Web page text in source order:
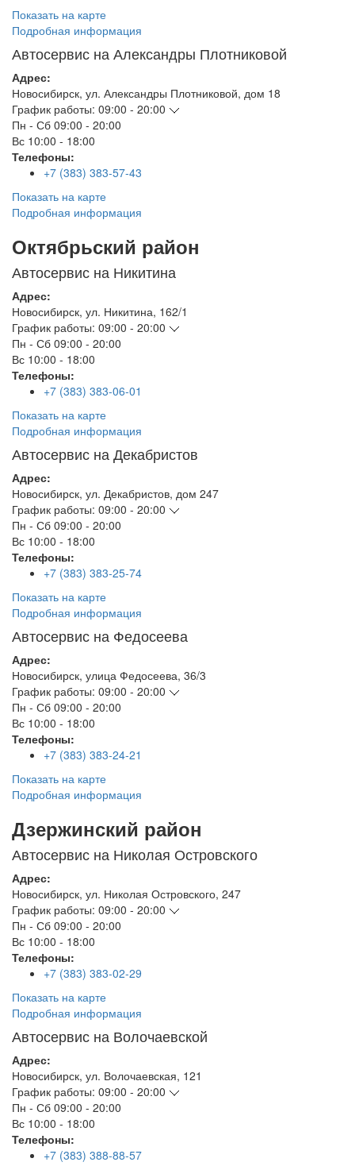
Показать на карте
Подробная информация
Автосервис на Александры Плотниковой
Адрес:
Новосибирск, ул. Александры Плотниковой, дом 18
График работы: 09:00 - 20:00
Пн - Сб 09:00 - 20:00
Вс 10:00 - 18:00
Телефоны:
+7 (383) 383-57-43
Показать на карте
Подробная информация
Октябрьский район
Автосервис на Никитина
Адрес:
Новосибирск, ул. Никитина, 162/1
График работы: 09:00 - 20:00
Пн - Сб 09:00 - 20:00
Вс 10:00 - 18:00
Телефоны:
+7 (383) 383-06-01
Показать на карте
Подробная информация
Автосервис на Декабристов
Адрес:
Новосибирск, ул. Декабристов, дом 247
График работы: 09:00 - 20:00
Пн - Сб 09:00 - 20:00
Вс 10:00 - 18:00
Телефоны:
+7 (383) 383-25-74
Показать на карте
Подробная информация
Автосервис на Федосеева
Адрес:
Новосибирск, улица Федосеева, 36/3
График работы: 09:00 - 20:00
Пн - Сб 09:00 - 20:00
Вс 10:00 - 18:00
Телефоны:
+7 (383) 383-24-21
Показать на карте
Подробная информация
Дзержинский район
Автосервис на Николая Островского
Адрес:
Новосибирск, ул. Николая Островского, 247
График работы: 09:00 - 20:00
Пн - Сб 09:00 - 20:00
Вс 10:00 - 18:00
Телефоны:
+7 (383) 383-02-29
Показать на карте
Подробная информация
Автосервис на Волочаевской
Адрес:
Новосибирск, ул. Волочаевская, 121
График работы: 09:00 - 20:00
Пн - Сб 09:00 - 20:00
Вс 10:00 - 18:00
Телефоны:
+7 (383) 388-88-57